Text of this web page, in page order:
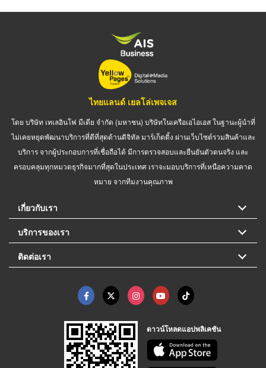
ไทยแลนด์ เยลโล่เพจเจส
โดย บริษัท เทเลอินโฟ มีเดีย จำกัด (มหาชน) บริษัทในเครือเอไอเอส ในฐานะผู้นำที่
ไม่เคยหยุดพัฒนาบริการที่ดีที่สุดด้านดิจิทัล มาร์เก็ตติ้ง ผ่านเว็บไซต์รวมสินค้าและ
บริการ จากผู้ประกอบการที่เชื่อถือได้ มีการตรวจสอบและยืนยันตัวตนจริง และ
ครอบคลุมทุกหมวดธุรกิจมากที่สุดในประเทศ เราจะมอบบริการที่เหนือความคาด
หมาย จากทีมงานคุณภาพ
เกี่ยวกับเรา
บริการของเรา
ติดต่อเรา
ดาวน์โหลดแอปพลิเคชัน